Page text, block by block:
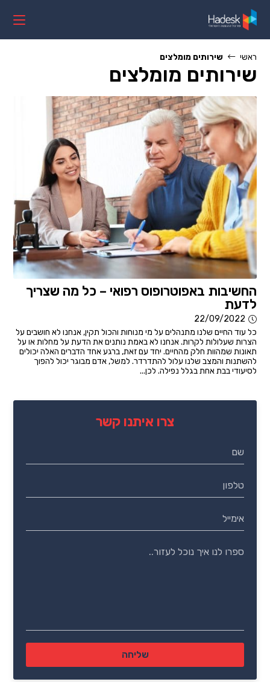
content
ראשי שירותים מומלצים
שירותים מומלצים
החשיבות באפוטרופוס רפואי – כל מה שצריך
לדעת
22/09/2022
כל עוד החיים שלנו מתנהלים על מי מנוחות והכול תקין, אנחנו לא חושבים על
הצרות שעלולות לקרות. אנחנו לא באמת נותנים את הדעת על מחלות או על
תאונות שמהוות חלק מהחיים. יחד עם זאת, ברגע אחד הדברים האלה יכולים
להשתנות והמצב שלנו עלול להתדרדר. למשל, אדם מבוגר יכול להפוך
לסיעודי בבת אחת בגלל נפילה. לכן...
צרו איתנו קשר